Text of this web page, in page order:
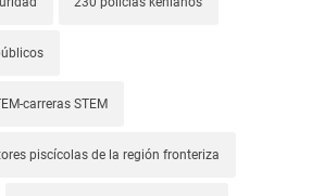
carreras STEM
piscícolas de la región fronteriza